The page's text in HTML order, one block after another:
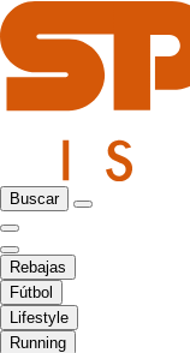
Buscar
Rebajas
Fútbol
Lifestyle
Running